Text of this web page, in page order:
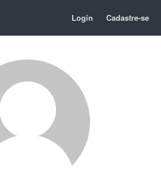
Login Cadastre-se